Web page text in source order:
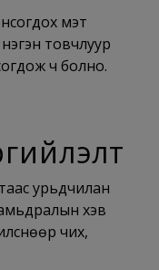
мэт
нэгэн товчлуур
ч болно.
урьдчилан
хэв
чих,